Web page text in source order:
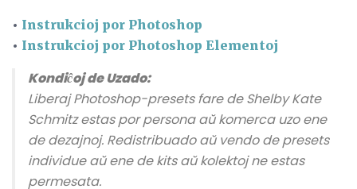
• Instrukcioj por Photoshop
• Instrukcioj por Photoshop Elementoj
Kondiĉoj de Uzado:
Liberaj Photoshop-presets fare de Shelby Kate
Schmitz estas por persona aŭ komerca uzo ene
de dezajnoj. Redistribuado aŭ vendo de presets
individue aŭ ene de kits aŭ kolektoj ne estas
permesata.